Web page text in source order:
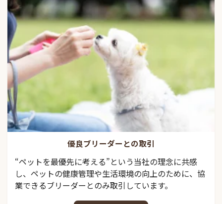
優良ブリーダーとの取引
“ペットを最優先に考える”という当社の理念に共感
し、ペットの健康管理や生活環境の向上のために、協
業できるブリーダーとのみ取引しています。